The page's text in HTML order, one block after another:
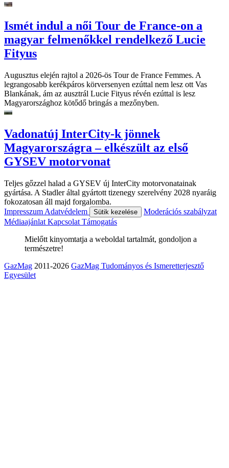
Ismét indul a női Tour de France-on a
magyar felmenőkkel rendelkező Lucie
Fityus
Augusztus elején rajtol a 2026-ös Tour de France Femmes. A
legrangosabb kerékpáros körversenyen ezúttal nem lesz ott Vas
Blankának, ám az ausztrál Lucie Fityus révén ezúttal is lesz
Magyarországhoz kötődő bringás a mezőnyben.
Vadonatúj InterCity-k jönnek
Magyarországra – elkészült az első
GYSEV motorvonat
Teljes gőzzel halad a GYSEV új InterCity motorvonatainak
gyártása. A Stadler által gyártott tizenegy szerelvény 2028 nyaráig
fokozatosan áll majd forgalomba.
Impresszum Adatvédelem Sütik kezelése
Moderációs szabályzat
Médiaajánlat Kapcsolat Támogatás
Mielőtt kinyomtatja a weboldal tartalmát, gondoljon a
természetre!
GazMag 2011-2026 GazMag Tudományos és Ismeretterjesztő
Egyesület